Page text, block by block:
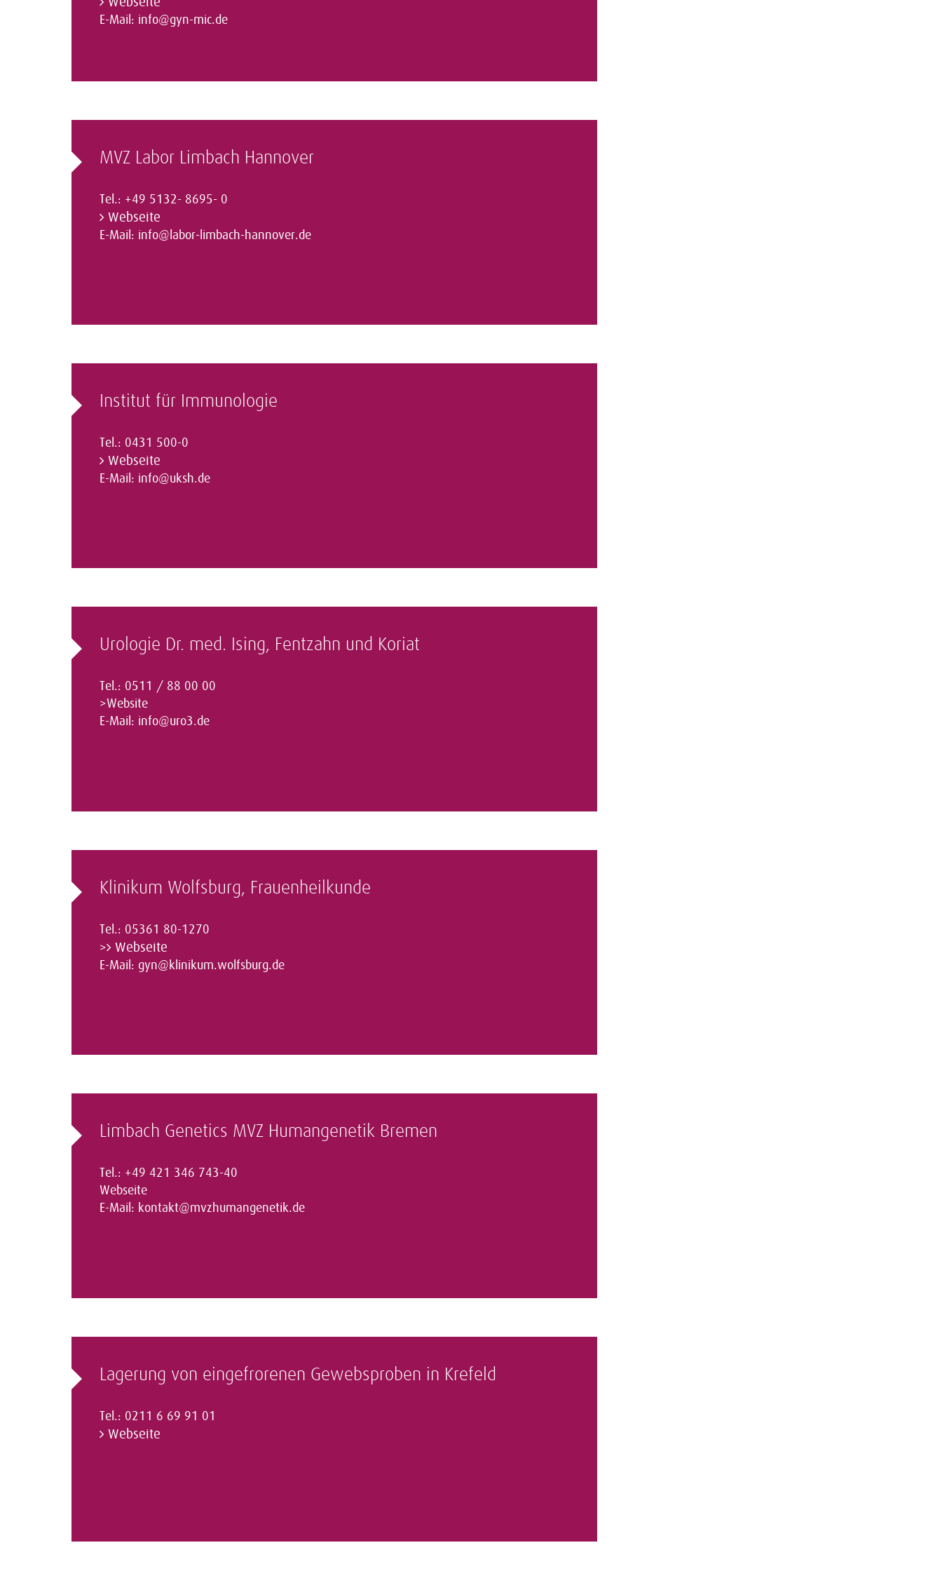
E-Mail: info@gyn-mic.de
MVZ Labor Limbach Hannover
Tel.: +49 5132- 8695- 0
Webseite
E-Mail: info@labor-limbach-hannover.de
Institut für Immunologie
Tel.: 0431 500-0
Webseite
E-Mail: info@uksh.de
Urologie Dr. med. Ising, Fentzahn und Koriat
Tel.: 0511 / 88 00 00
>Website
E-Mail: info@uro3.de
Klinikum Wolfsburg, Frauenheilkunde
Tel.: 05361 80-1270
>
Webseite
E-Mail: gyn@klinikum.wolfsburg.de
Limbach Genetics MVZ Humangenetik Bremen
Tel.: +49 421 346 743-40
Webseite
E-Mail: kontakt@mvzhumangenetik.de
Lagerung von eingefrorenen Gewebsproben in Krefeld
Tel.: 0211 6 69 91 01
Webseite